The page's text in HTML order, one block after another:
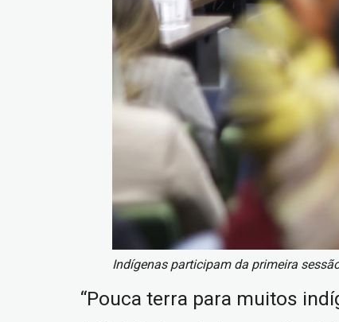
Indígenas participam da primeira
“Pouca terra para muitos